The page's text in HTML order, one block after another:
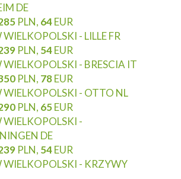
DE
PLN, 64EUR
- LILLE FR
PLN, 54EUR
- BRESCIA IT
PLN, 78EUR
WIELKOPOLSKI - OTTO NL
PLN, 65EUR
WIELKOPOLSKI -
DE
PLN, 54EUR
WIELKOPOLSKI - KRZYWY